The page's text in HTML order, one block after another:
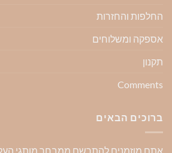
החלפות והחזרות
אספקה ומשלוחים
תקנון
Comments
ברוכים הבאים
אתם מוזמנים להתרשם ממבחר מותגי העל